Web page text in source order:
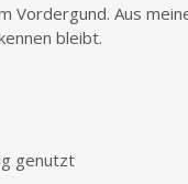
Vordergund. Aus
bleibt.
genutzt